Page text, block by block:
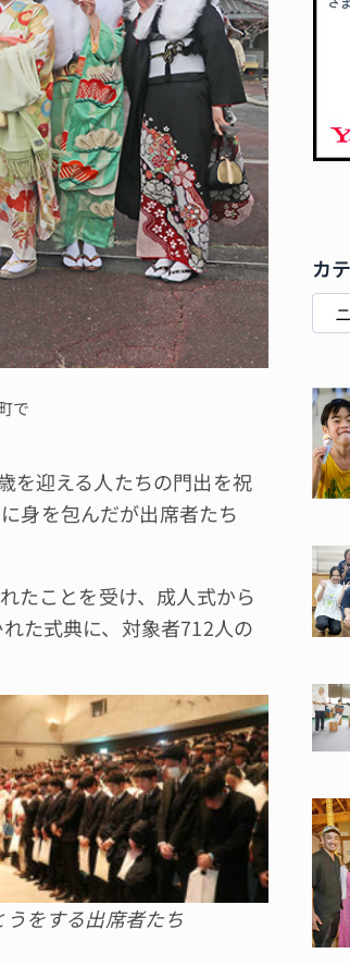
で
を迎える人たちの門出を祝
身を包んだが出席者たち
たことを受け、成人式から
た式典に、対象者712人の
うをする出席者たち
カ